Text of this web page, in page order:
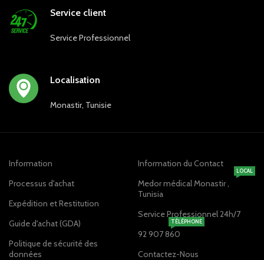
Service client
Service Professionnel
Localisation
Monastir, Tunisie
Information
Processus d'achat
Expédition et Restitution
Guide d'achat (GDA)
Politique de sécurité des
données
Information du Contact
Medor médical Monastir ,
Tunisia
LOCAL
Service Professionnel 24h/7
92 907 860
TÉLÉPHONE
Contactez-Nous